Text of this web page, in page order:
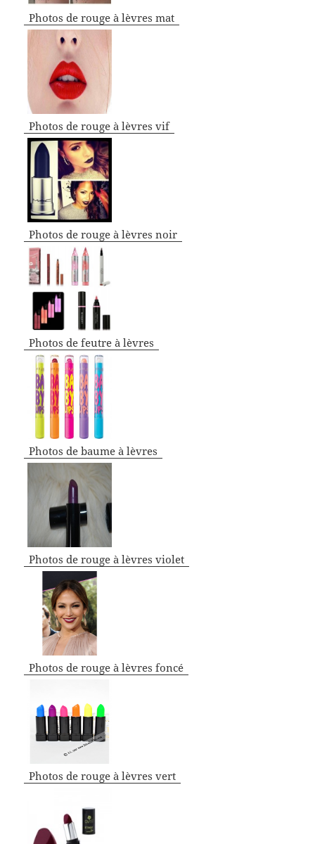
Photos de rouge à lèvres mat
Photos de rouge à lèvres vif
Photos de rouge à lèvres noir
Photos de feutre à lèvres
Photos de baume à lèvres
Photos de rouge à lèvres violet
Photos de rouge à lèvres foncé
Photos de rouge à lèvres vert